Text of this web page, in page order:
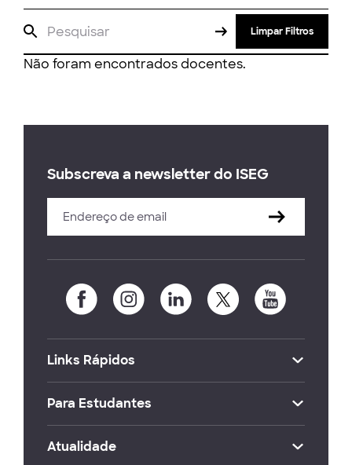
Limpar Filtros
Não foram encontrados docentes.
Subscreva a newsletter do ISEG
Links Rápidos
Para Estudantes
Atualidade